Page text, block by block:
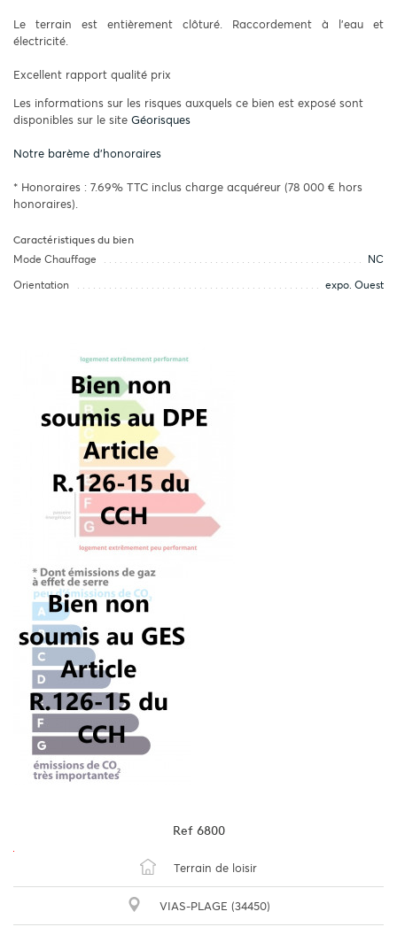
Le terrain est entièrement clôturé. Raccordement à l'eau et
électricité.
Excellent rapport qualité prix
Les informations sur les risques auxquels ce bien est exposé sont
disponibles sur le site Géorisques
Notre barème d'honoraires
* Honoraires : 7.69% TTC inclus charge acquéreur (78 000 € hors
honoraires).
Caractéristiques du bien
Mode Chauffage
NC
Orientation expo. Ouest
Ref 6800
Terrain de loisir
VIAS-PLAGE (34450)